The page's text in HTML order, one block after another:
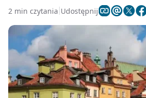
2 min czytania Udostępnij